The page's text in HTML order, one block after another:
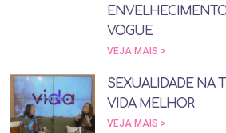
VOGUE
VEJA MAIS >
SEXUALIDADE NA
VIDA MELHOR
VEJA MAIS >